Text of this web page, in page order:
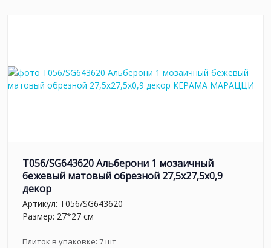
T056/SG643620 Альберони 1 мозаичный
бежевый матовый обрезной 27,5x27,5x0,9
декор
Артикул: T056/SG643620
Размер: 27*27 см
Плиток в упаковке: 7шт